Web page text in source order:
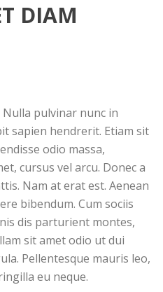
DIAM
Nulla pulvinar nunc in
sapien hendrerit. Etiam sit
odio massa,
cursus vel arcu. Donec a
Nam at erat est. Aenean
bibendum. Cum sociis
dis parturient montes,
sit amet odio ut dui
Pellentesque mauris leo,
eu neque.